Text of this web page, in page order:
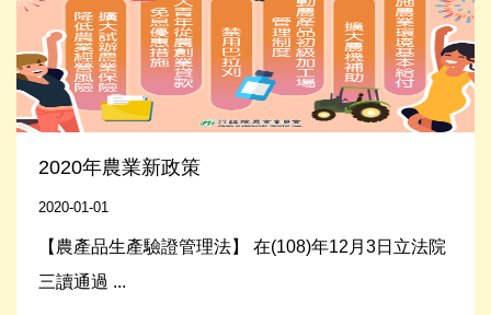
Read More
2020年農業新政策
2020-01-01
【農產品生產驗證管理法】 在(108)年12月3日立法院
三讀通過 ...